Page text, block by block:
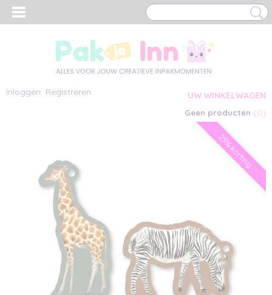
Inloggen Registreren UW WINKELWAGEN
Geen producten (0)
25% korting